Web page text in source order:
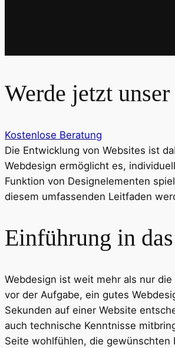
Werde jetzt
Kostenlose Beratung
Die Entwicklung von Websites ist
Webdesign ermöglicht es,
Funktion von Designelementen
diesem umfassenden Leitfaden
Einführung in
Webdesign ist weit mehr als nur
vor der Aufgabe, ein gutes
Sekunden auf einer Website
auch technische Kenntnisse
Seite wohlfühlen, die